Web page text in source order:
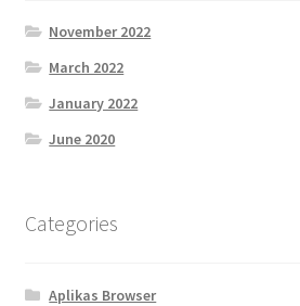
November 2022
March 2022
January 2022
June 2020
Categories
Aplikas Browser